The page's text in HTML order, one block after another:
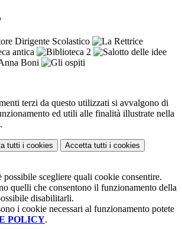
terzi da questo utilizzati si avvalgono di
ed utili alle finalità illustrate nella
.
tutti i cookies Accetta tutti i cookies
possibile scegliere quali cookie consentire.
quelli che consentono il funzionamento della
disabilitarli.
i cookie necessari al funzionamento potete
POLICY.